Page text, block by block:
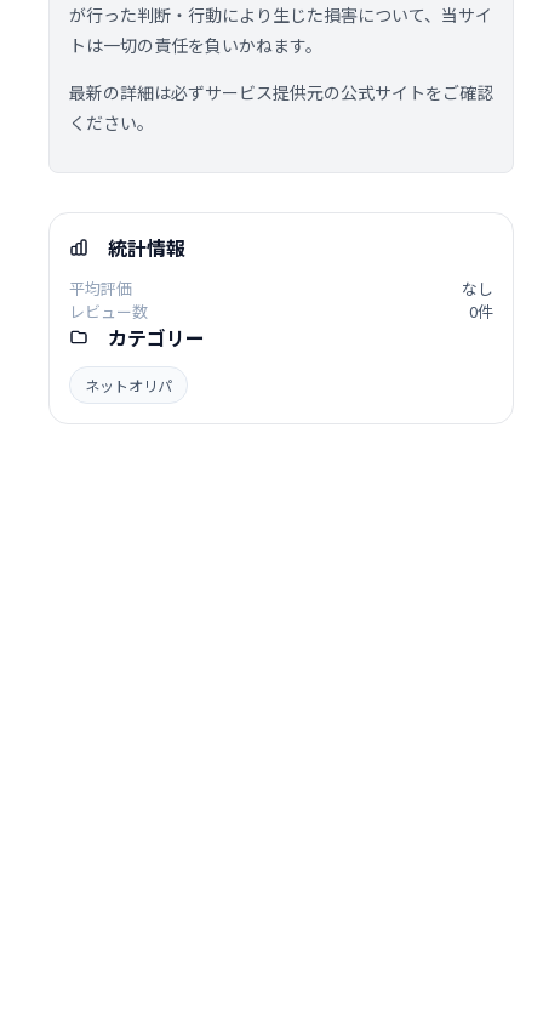
が行った判断・行動により生じた損害について、当サイ
トは一切の責任を負いかねます。
最新の詳細は必ずサービス提供元の公式サイトをご確認
ください。
統計情報
平均評価
なし
レビュー数
0件
カテゴリー
ネットオリパ